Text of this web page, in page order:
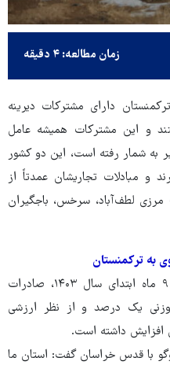
زمان مطالعه: ۴ دقیقه
دارای مشترکات دیرینه
و این مشترکات همیشه عامل
به شمار رفته است، این دو کشور
دارند و مبادلات تجاریشان عمدتاً از
لطف‌آباد، سرخس، باجگیران
طبق آمار گمرک خراسان رضوی در ۹ ماه ابتدای سال ۱۴۰۳، صادرات
وزنی یک درصد و از نظر ارزشی
با قدس خراسان گفت: استان ما